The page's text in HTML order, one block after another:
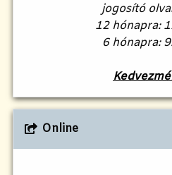
jogosító
12 hónapra:
6 hónapra:
Online